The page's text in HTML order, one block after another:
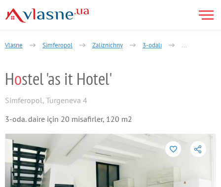
Vlasne Simferopol Zalіznichny 3-odalı Turhenieva
Hostel 'as it Hotel'
Simferopol, Turgeneva 4
3-oda. daire için 20 misafirler, 120 m2